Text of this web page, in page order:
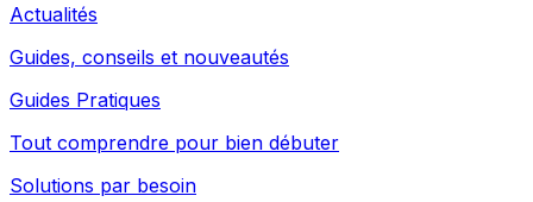
Actualités
Guides, conseils et nouveautés
Guides Pratiques
Tout comprendre pour bien débuter
Solutions par besoin